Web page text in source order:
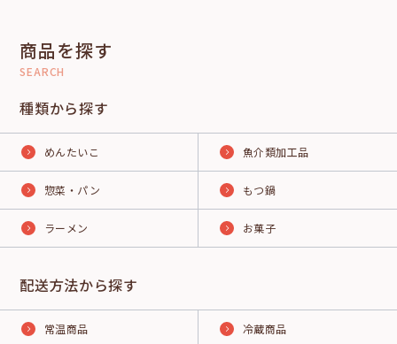
商品を探す
SEARCH
種類から探す
めんたいこ 魚介類加工品
惣菜・パン もつ鍋
ラーメン お菓子
配送方法から探す
常温商品 冷蔵商品